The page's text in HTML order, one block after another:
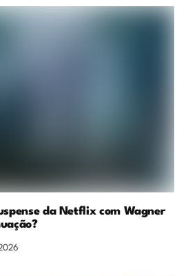
da Netflix com Wagner